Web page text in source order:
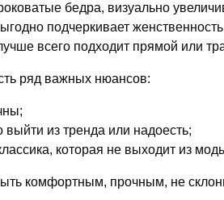
бедра, визуально
подчеркивает
всего подходит прямой или
ряд важных нюансов:
выйти из тренда или надоесть;
которая не выходит из
комфортным, прочным, не